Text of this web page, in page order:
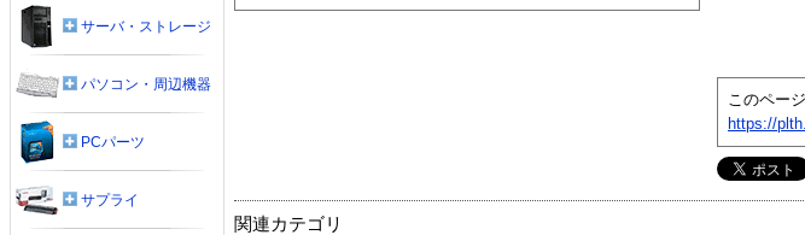
このページ
https://
関連カテゴリ
サーバ・ストレージ
パソコン・周辺機器
PCパーツ
サプライ